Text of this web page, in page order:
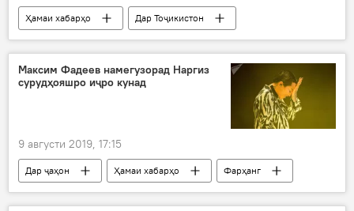
Ҳамаи хабарҳо
Дар Тоҷикистон
Осиёи Марказӣ
Ӯзбекистон
музокирот
Толибон
Максим Фадеев намегузорад Наргиз
сурудҳояшро иҷро кунад
9 августи 2019, 17:15
Дар ҷаҳон Ҳамаи хабарҳо
Фарҳанг
Ӯзбекистон
суруд
шеър